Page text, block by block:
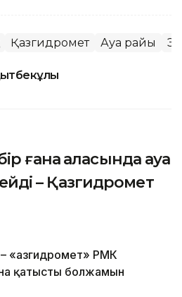
Қазгидромет Ауа райы
ғана қаласында ауа
– Қазгидромет
«Қазгидромет» РМК
қатысты болжамын